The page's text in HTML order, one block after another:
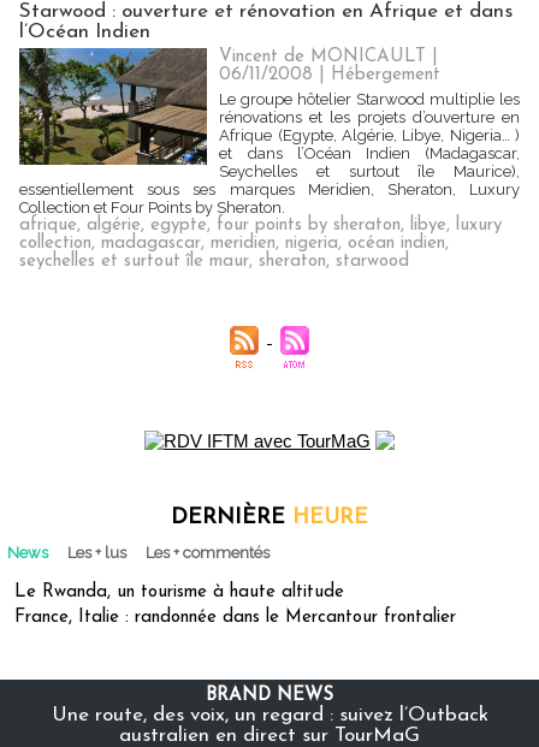
Starwood : ouverture et rénovation en Afrique et dans
l’Océan Indien
Vincent de MONICAULT |
06/11/2008
Hébergement
Le groupe hôtelier Starwood multiplie les
rénovations et les projets d’ouverture en
Afrique (Egypte, Algérie, Libye, Nigeria… )
et dans l’Océan Indien (Madagascar,
Seychelles et surtout île Maurice),
essentiellement sous ses marques Meridien, Sheraton, Luxury
Collection et Four Points by Sheraton.
afrique, algérie, egypte, four points by sheraton, libye, luxury
collection, madagascar, meridien, nigeria, océan indien,
seychelles et surtout île maur, sheraton, starwood
DERNIÈRE HEURE
News Les + lus Les + commentés
Le Rwanda, un tourisme à haute altitude
France, Italie : randonnée dans le Mercantour frontalier
BRAND NEWS
Une route, des voix, un regard : suivez l’Outback
australien en direct sur TourMaG